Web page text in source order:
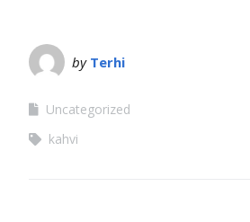
by Terhi
Uncategorized
kahvi